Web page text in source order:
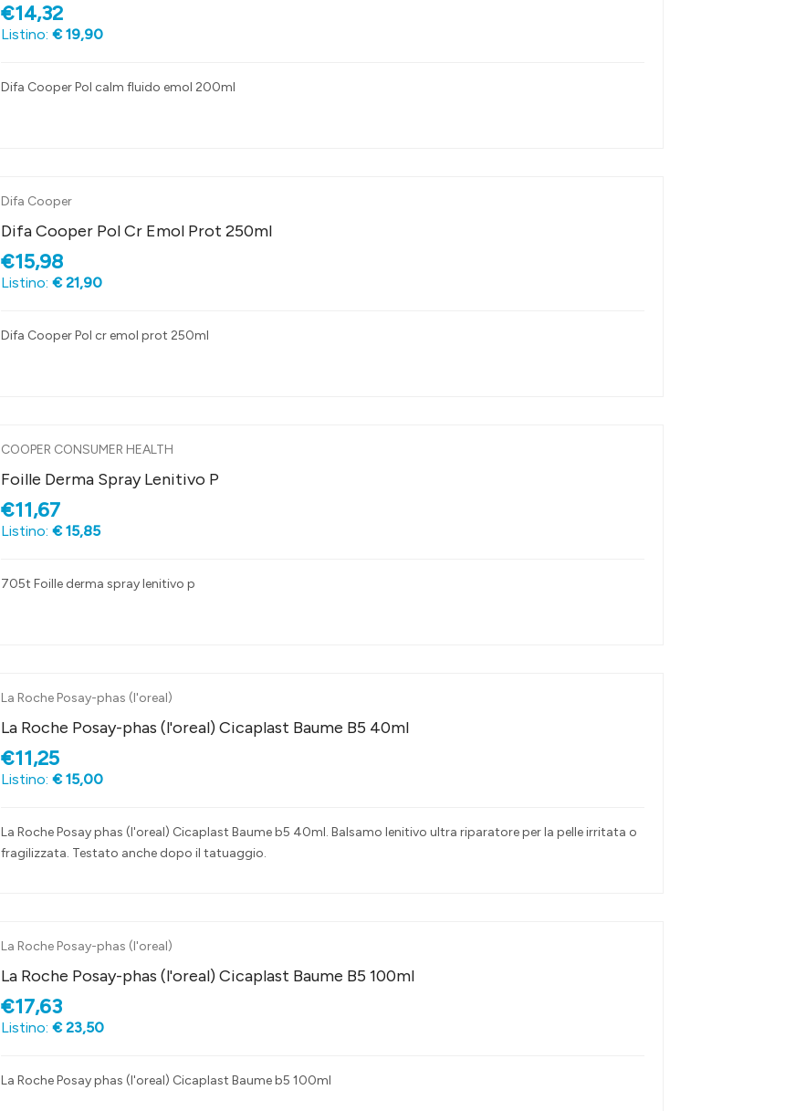
€14,32
Listino: € 19,90
Difa Cooper Pol calm fluido emol 200ml
Difa Cooper
Difa Cooper Pol Cr Emol Prot 250ml
€15,98
Listino: € 21,90
Difa Cooper Pol cr emol prot 250ml
COOPER CONSUMER HEALTH
Foille Derma Spray Lenitivo P
€11,67
Listino: € 15,85
705t Foille derma spray lenitivo p
La Roche Posay-phas (l'oreal)
La Roche Posay-phas (l'oreal) Cicaplast Baume B5 40ml
€11,25
Listino: € 15,00
La Roche Posay phas (l'oreal) Cicaplast Baume b5 40ml. Balsamo lenitivo ultra riparatore per la pelle irritata o
fragilizzata. Testato anche dopo il tatuaggio.
La Roche Posay-phas (l'oreal)
La Roche Posay-phas (l'oreal) Cicaplast Baume B5 100ml
€17,63
Listino: € 23,50
La Roche Posay phas (l'oreal) Cicaplast Baume b5 100ml